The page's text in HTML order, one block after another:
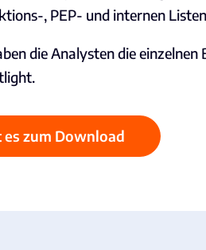
, PEP- und internen
die Analysten die
es zum Download